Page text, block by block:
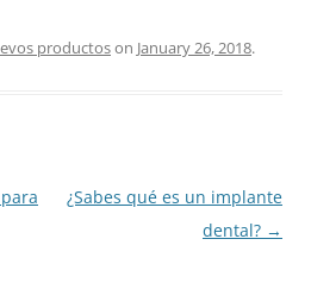
productoson January 26, 2018.
¿Sabes qué es un implante
dental? →